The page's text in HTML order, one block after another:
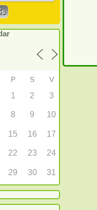
P S V
1 2 3
8 9 10
15 16 17
22 23 24
29 30 31